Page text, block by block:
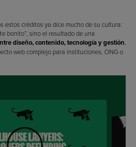
estos créditos ya dice mucho de su cultura:
bonito”, sino el resultado de una
diseño, contenido, tecnología y gestión,
web complejo para instituciones, ONG o